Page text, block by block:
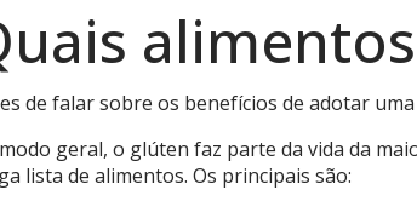
de falar sobre os benefícios de adotar
geral, o glúten faz parte da vida da
lista de alimentos. Os principais são: